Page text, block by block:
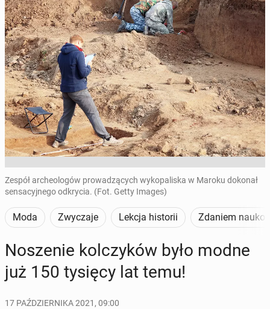
Zespół archeologów prowadzących wykopaliska w Maroku dokonał
sensacyjnego odkrycia. (Fot. Getty Images)
Moda Zwyczaje Lekcja historii Zdaniem
No­sze­nie kol­czy­ków było modne
już 150 tysięcy lat temu!
17 PAŹDZIERNIKA 2021, 09:00